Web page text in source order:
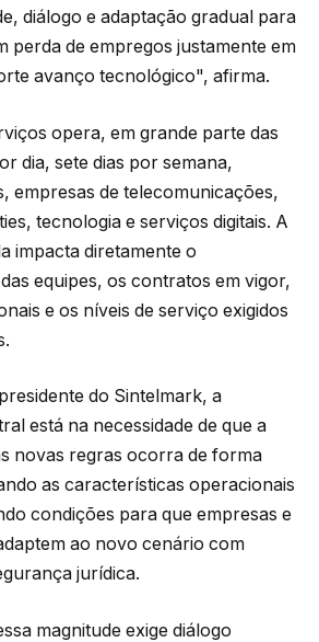
diálogo e adaptação gradual para
perda de empregos justamente em
avanço tecnológico", afirma.
opera, em grande parte das
dia, sete dias por semana,
empresas de telecomunicações,
tecnologia e serviços digitais. A
impacta diretamente o
equipes, os contratos em vigor,
e os níveis de serviço exigidos
do Sintelmark, a
está na necessidade de que a
novas regras ocorra de forma
as características operacionais
condições para que empresas e
ao novo cenário com
jurídica.
magnitude exige diálogo